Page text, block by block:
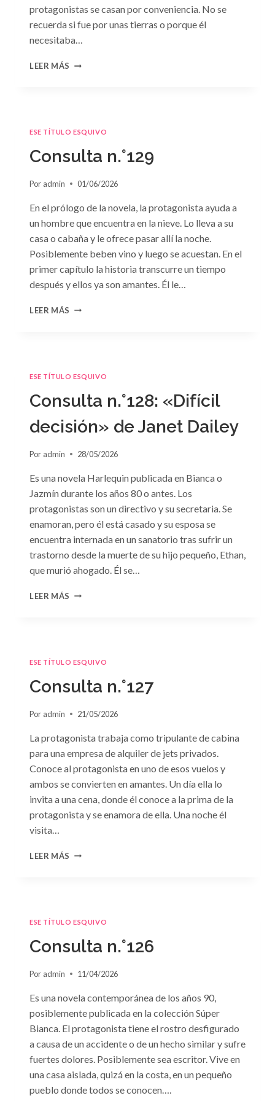
protagonistas se casan por conveniencia. No se
recuerda si fue por unas tierras o porque él
necesitaba…
LEER MÁS CONSULTA
ESE TÍTULO ESQUIVO
Consulta n.°129
Por admin 01/06/2026
En el prólogo de la novela, la protagonista ayuda a
un hombre que encuentra en la nieve. Lo lleva a su
casa o cabaña y le ofrece pasar allí la noche.
Posiblemente beben vino y luego se acuestan. En el
primer capítulo la historia transcurre un tiempo
después y ellos ya son amantes. Él le…
LEER MÁS CONSULTA
ESE TÍTULO ESQUIVO
Consulta n.°128: «Difícil
decisión» de Janet Dailey
Por admin 28/05/2026
Es una novela Harlequin publicada en Bianca o
Jazmín durante los años 80 o antes. Los
protagonistas son un directivo y su secretaria. Se
enamoran, pero él está casado y su esposa se
encuentra internada en un sanatorio tras sufrir un
trastorno desde la muerte de su hijo pequeño, Ethan,
que murió ahogado. Él se…
LEER MÁS CONSULTA
JANET
DAILEY
ESE TÍTULO ESQUIVO
Consulta n.°127
Por admin 21/05/2026
La protagonista trabaja como tripulante de cabina
para una empresa de alquiler de jets privados.
Conoce al protagonista en uno de esos vuelos y
ambos se convierten en amantes. Un día ella lo
invita a una cena, donde él conoce a la prima de la
protagonista y se enamora de ella. Una noche él
visita…
LEER MÁS CONSULTA
ESE TÍTULO ESQUIVO
Consulta n.°126
Por admin 11/04/2026
Es una novela contemporánea de los años 90,
posiblemente publicada en la colección Súper
Bianca. El protagonista tiene el rostro desfigurado
a causa de un accidente o de un hecho similar y sufre
fuertes dolores. Posiblemente sea escritor. Vive en
una casa aislada, quizá en la costa, en un pequeño
pueblo donde todos se conocen….